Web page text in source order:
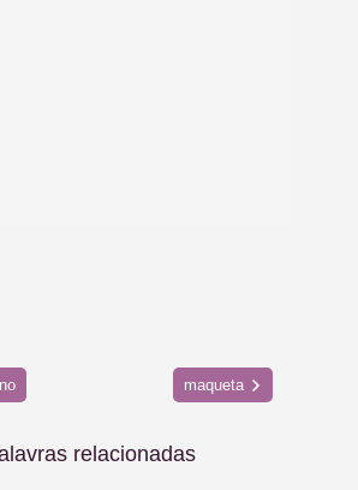
maqueta
relacionadas